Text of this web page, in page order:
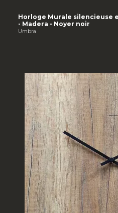
Horloge Murale silencieuse
- Madera - Noyer noir
Umbra